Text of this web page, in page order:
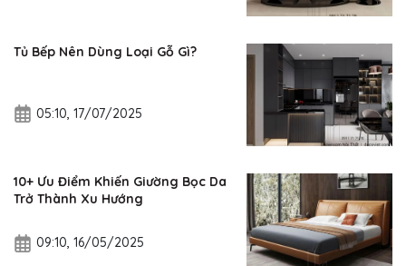
Tủ Bếp Nên Dùng Loại Gỗ Gì?
05:10, 17/07/2025
10+ Ưu Điểm Khiến Giường Bọc Da
Trở Thành Xu Hướng
09:10, 16/05/2025